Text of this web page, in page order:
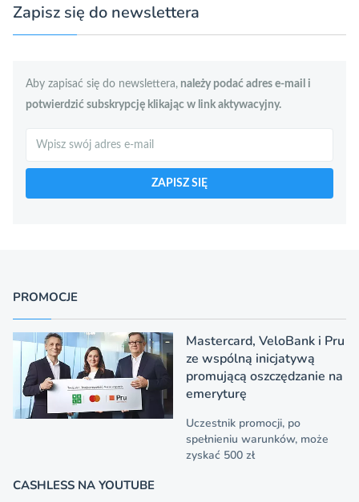
Zapisz się do newslettera
Aby zapisać się do newslettera, należy podać adres e-mail i
potwierdzić subskrypcję klikając w link aktywacyjny.
ZAPISZ SIĘ
PROMOCJE
Mastercard, VeloBank i Pru
ze wspólną inicjatywą
promującą oszczędzanie na
emeryturę
Uczestnik promocji, po
spełnieniu warunków, może
zyskać 500 zł
CASHLESS NA YOUTUBE